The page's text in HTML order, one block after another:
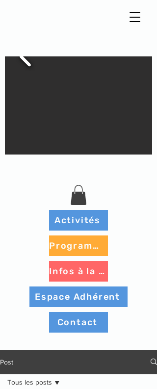
Activités
Contact
Espace Adhérent
Infos à la une
Programme à venir
Post
Tous les posts